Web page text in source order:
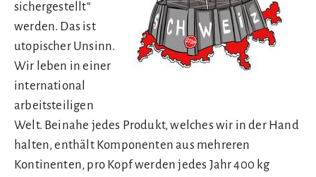
sichergestellt“
werden. Das ist
utopischer Unsinn.
Wir leben in einer
international
arbeitsteiligen
Welt. Beinahe jedes Produkt, welches wir in der Hand
halten, enthält Komponenten aus mehreren
Kontinenten, pro Kopf werden jedes Jahr 400 kg